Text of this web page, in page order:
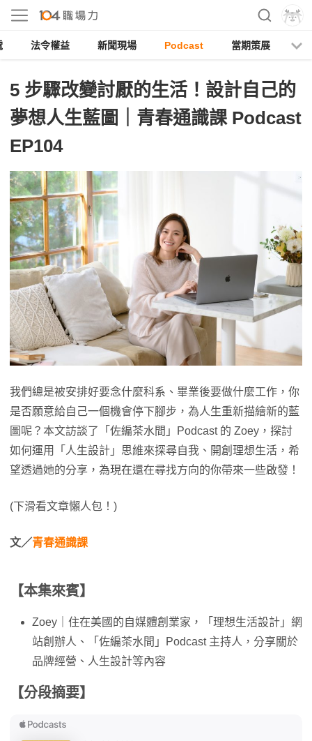
法令權益 新聞現場 Podcast 當期策展
5 步驟改變討厭的生活！設計自己的
夢想人生藍圖｜青春通識課 Podcast
EP104
我們總是被安排好要念什麼科系、畢業後要做什麼工作，你
是否願意給自己一個機會停下腳步，為人生重新描繪新的藍
圖呢？本文訪談了「佐編茶水間」Podcast 的 Zoey，探討
如何運用「人生設計」思維來探尋自我、開創理想生活，希
望透過她的分享，為現在還在尋找方向的你帶來一些啟發！
(下滑看文章懶人包！)
文／青春通識課
【本集來賓】
Zoey｜住在美國的自媒體創業家，「理想生活設計」網
站創辦人、「佐編茶水間」Podcast 主持人，分享關於
品牌經營、人生設計等內容
【分段摘要】